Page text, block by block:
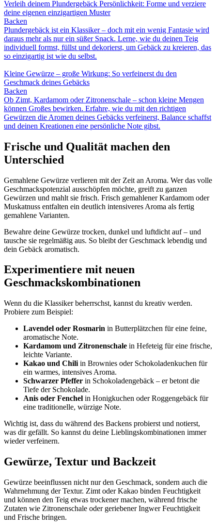
Verleih deinem Plundergebäck Persönlichkeit: Forme und verziere
deine eigenen einzigartigen Muster
Backen
Plundergebäck ist ein Klassiker – doch mit ein wenig Fantasie wird
daraus mehr als nur ein süßer Snack. Lerne, wie du deinen Teig
individuell formst, füllst und dekorierst, um Gebäck zu kreieren, das
so einzigartig ist wie du selbst.
Kleine Gewürze – große Wirkung: So verfeinerst du den
Geschmack deines Gebäcks
Backen
Ob Zimt, Kardamom oder Zitronenschale – schon kleine Mengen
können Großes bewirken. Erfahre, wie du mit den richtigen
Gewürzen die Aromen deines Gebäcks verfeinerst, Balance schaffst
und deinen Kreationen eine persönliche Note gibst.
Frische und Qualität machen den
Unterschied
Gemahlene Gewürze verlieren mit der Zeit an Aroma. Wer das volle
Geschmackspotenzial ausschöpfen möchte, greift zu ganzen
Gewürzen und mahlt sie frisch. Frisch gemahlener Kardamom oder
Muskatnuss entfalten ein deutlich intensiveres Aroma als fertig
gemahlene Varianten.
Bewahre deine Gewürze trocken, dunkel und luftdicht auf – und
tausche sie regelmäßig aus. So bleibt der Geschmack lebendig und
dein Gebäck aromatisch.
Experimentiere mit neuen
Geschmackskombinationen
Wenn du die Klassiker beherrschst, kannst du kreativ werden.
Probiere zum Beispiel:
Lavendel oder Rosmarin in Butterplätzchen für eine feine,
aromatische Note.
Kardamom und Zitronenschale in Hefeteig für eine frische,
leichte Variante.
Kakao und Chili in Brownies oder Schokoladenkuchen für
ein warmes, intensives Aroma.
Schwarzer Pfeffer in Schokoladengebäck – er betont die
Tiefe der Schokolade.
Anis oder Fenchel in Honigkuchen oder Roggengebäck für
eine traditionelle, würzige Note.
Wichtig ist, dass du während des Backens probierst und notierst,
was dir gefällt. So kannst du deine Lieblingskombinationen immer
wieder verfeinern.
Gewürze, Textur und Backzeit
Gewürze beeinflussen nicht nur den Geschmack, sondern auch die
Wahrnehmung der Textur. Zimt oder Kakao binden Feuchtigkeit
und können den Teig etwas trockener machen, während frische
Zutaten wie Zitronenschale oder geriebener Ingwer Feuchtigkeit
und Frische bringen.